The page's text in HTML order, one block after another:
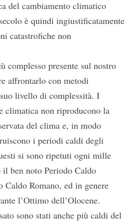
del cambiamento climatico
è quindi ingiustificatamente
catastrofiche non
complesso presente sul nostro
affrontarlo con metodi
livello di complessità. I
climatica non riproducono la
del clima e, in modo
i periodi caldi degli
si sono ripetuti ogni mille
ben noto Periodo Caldo
Romano, ed in genere
l’Ottimo dell’Olocene.
sono stati anche più caldi del